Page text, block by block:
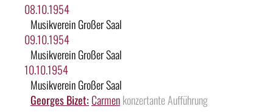
08.10.1954
Musikverein Großer Saal
09.10.1954
Musikverein Großer Saal
10.10.1954
Musikverein Großer Saal
Georges Bizet: Carmenkonzertante Aufführung